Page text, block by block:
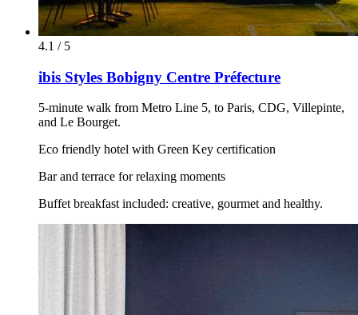
4.1 / 5
ibis Styles Bobigny Centre Préfecture
5-minute walk from Metro Line 5, to Paris, CDG, Villepinte,
and Le Bourget.
Eco friendly hotel with Green Key certification
Bar and terrace for relaxing moments
Buffet breakfast included: creative, gourmet and healthy.